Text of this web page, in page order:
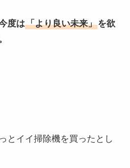
度は「より良い未来」を欲
とイイ掃除機を買ったとし